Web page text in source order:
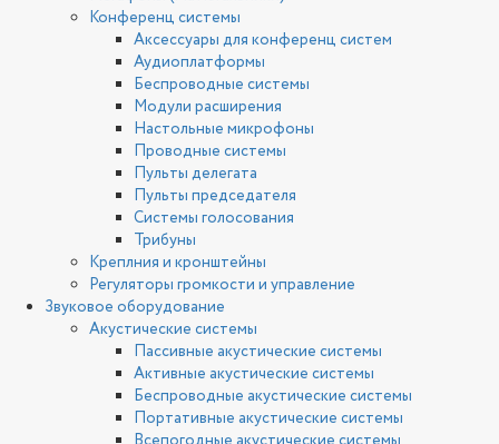
Конференц системы
Аксессуары для конференц систем
Аудиоплатформы
Беспроводные системы
Модули расширения
Настольные микрофоны
Проводные системы
Пульты делегата
Пульты председателя
Системы голосования
Трибуны
Креплния и кронштейны
Регуляторы громкости и управление
Звуковое оборудование
Акустические системы
Пассивные акустические системы
Активные акустические системы
Беспроводные акустические системы
Портативные акустические системы